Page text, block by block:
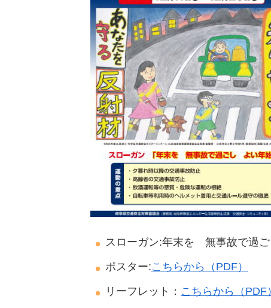
スローガン:年末を 無事故で過
ポスター:こちらから（PDF）
リーフレット： こちらから（PDF）